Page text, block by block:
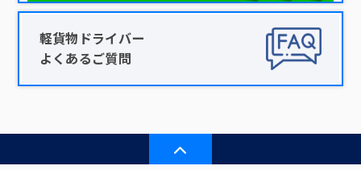
軽貨物ドライバー
よくあるご質問